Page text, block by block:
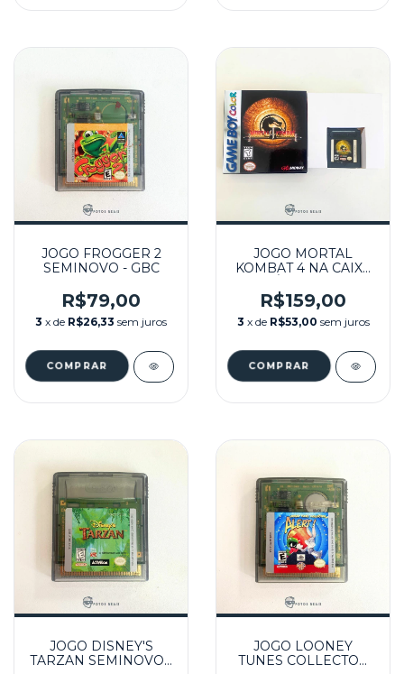
JOGO FROGGER 2
SEMINOVO - GBC
R$79,00
3 x de R$26,33 sem juros
JOGO MORTAL
KOMBAT 4 NA CAIXA
GBC
R$159,00
3 x de R$53,00 sem juros
JOGO DISNEY'S
TARZAN SEMINOVO -
JOGO LOONEY
TUNES COLLECTOR